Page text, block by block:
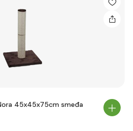
45x45x75cm smeđa